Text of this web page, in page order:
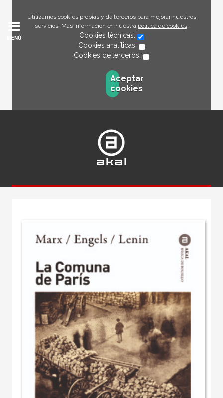
Utilizamos cookies propias y de terceros para mejorar nuestros
servicios. Más información en nuestra política de cookies.
Cookies técnicas:
Cookies analíticas:
Cookies de terceros:
Aceptar
cookies
MENÚ